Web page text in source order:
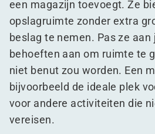
een magazijn toevoegt. Ze
opslagruimte zonder extra
beslag te nemen. Pas ze aan
behoeften aan om ruimte te
niet benut zou worden. Een
bijvoorbeeld de ideale plek
voor andere activiteiten die
vereisen.